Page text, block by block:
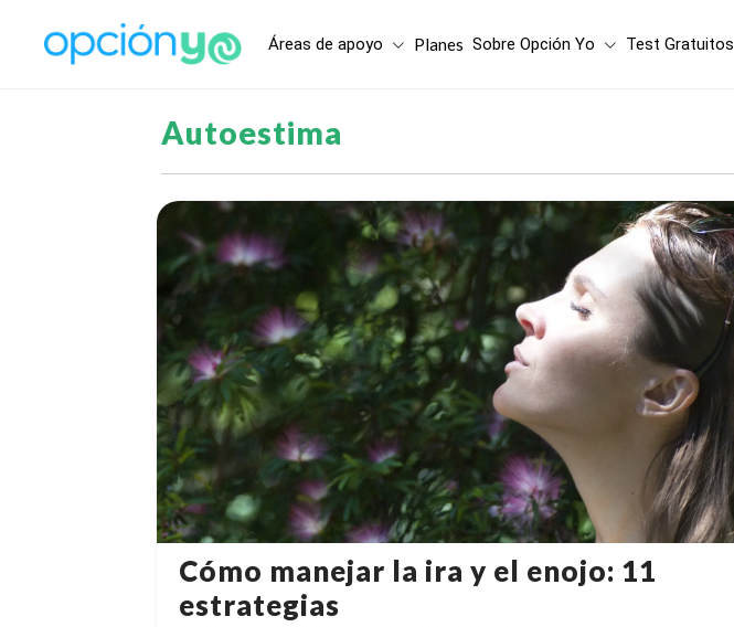
Áreas de apoyo Planes Sobre Opción Yo Test Gratuitos
Autoestima
Cómo manejar la ira y el enojo: 11
estrategias